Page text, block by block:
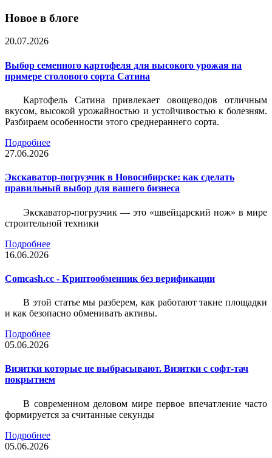
Новое в блоге
20.07.2026
Выбор семенного картофеля для высокого урожая на
примере столового сорта Сатина
Картофель Сатина привлекает овощеводов отличным
вкусом, высокой урожайностью и устойчивостью к болезням.
Разбираем особенности этого среднераннего сорта.
Подробнее
27.06.2026
Экскаватор-погрузчик в Новосибирске: как сделать
правильный выбор для вашего бизнеса
Экскаватор-погрузчик — это «швейцарский нож» в мире
строительной техники
Подробнее
16.06.2026
Comcash.cc - Криптообменник без верификации
В этой статье мы разберем, как работают такие площадки
и как безопасно обменивать активы.
Подробнее
05.06.2026
Визитки которые не выбрасывают. Визитки с софт-тач
покрытием
В современном деловом мире первое впечатление часто
формируется за считанные секунды
Подробнее
05.06.2026